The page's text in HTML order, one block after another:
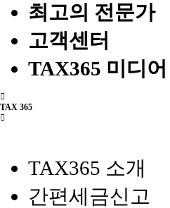
최고의 전문가
고객센터
TAX365 미디어
TAX 365
TAX365 소개
간편세금신고